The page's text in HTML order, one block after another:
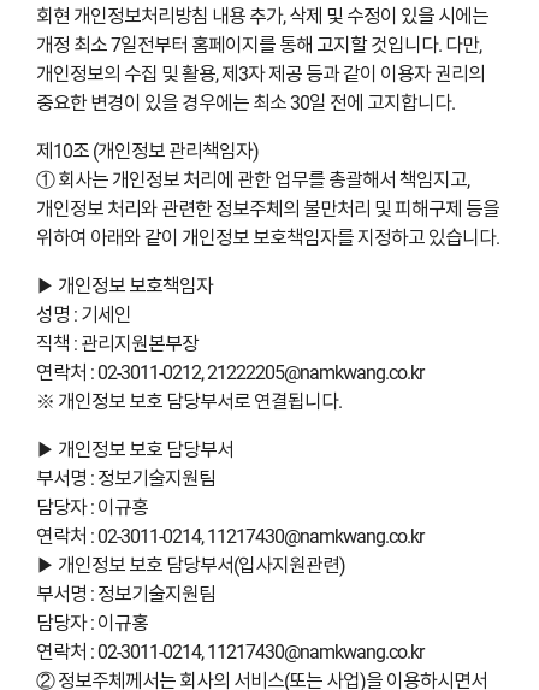
회현 개인정보처리방침 내용 추가, 삭제 및 수정이 있을 시에는
개정 최소 7일전부터 홈페이지를 통해 고지할 것입니다. 다만,
개인정보의 수집 및 활용, 제3자 제공 등과 같이 이용자 권리의
중요한 변경이 있을 경우에는 최소 30일 전에 고지합니다.
제10조 (개인정보 관리책임자)
① 회사는 개인정보 처리에 관한 업무를 총괄해서 책임지고,
개인정보 처리와 관련한 정보주체의 불만처리 및 피해구제 등을
위하여 아래와 같이 개인정보 보호책임자를 지정하고 있습니다.
▶ 개인정보 보호책임자
성명 : 기세인
직책 : 관리지원본부장
연락처 : 02-3011-0212, 21222205@namkwang.co.kr
※ 개인정보 보호 담당부서로 연결됩니다.
▶ 개인정보 보호 담당부서
부서명 : 정보기술지원팀
담당자 : 이규홍
연락처 : 02-3011-0214, 11217430@namkwang.co.kr
▶ 개인정보 보호 담당부서(입사지원관련)
부서명 : 정보기술지원팀
담당자 : 이규홍
연락처 : 02-3011-0214, 11217430@namkwang.co.kr
② 정보주체께서는 회사의 서비스(또는 사업)을 이용하시면서